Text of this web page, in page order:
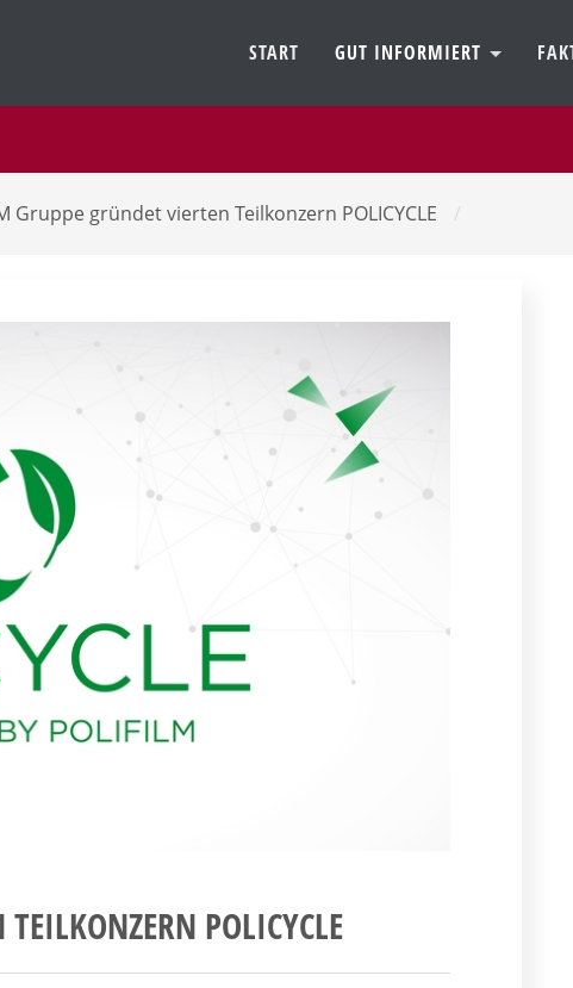
START GUT INFORMIERT
Gruppe gründet vierten Teilkonzern POLICYCLE /
POLICYCLE